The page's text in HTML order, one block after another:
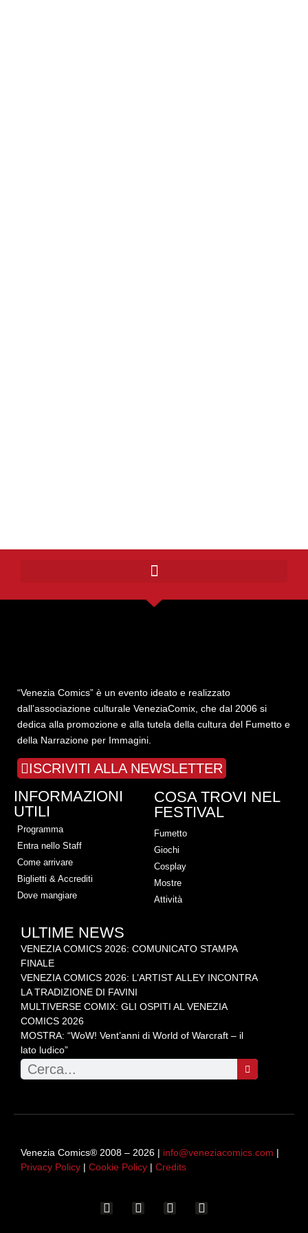
“Venezia Comics” è un evento ideato e realizzato
dall’associazione culturale VeneziaComix, che dal 2006 si
dedica alla promozione e alla tutela della cultura del Fumetto e
della Narrazione per Immagini.
ISCRIVITI ALLA NEWSLETTER
INFORMAZIONI
UTILI
Programma
Entra nello Staff
Come arrivare
Biglietti & Accrediti
Dove mangiare
COSA TROVI NEL
FESTIVAL
Fumetto
Giochi
Cosplay
Mostre
Attività
ULTIME NEWS
VENEZIA COMICS 2026: COMUNICATO STAMPA
FINALE
VENEZIA COMICS 2026: L’ARTIST ALLEY INCONTRA
LA TRADIZIONE DI FAVINI
MULTIVERSE COMIX: GLI OSPITI AL VENEZIA
COMICS 2026
MOSTRA: “WoW! Vent’anni di World of Warcraft – il
lato ludico”
Venezia Comics® 2008 – 2026 | info@veneziacomics.com |
Privacy Policy | Cookie Policy | Credits